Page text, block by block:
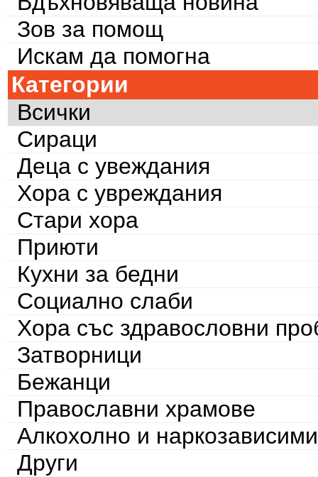
Зов за помощ
Искам да помогна
Категории
Всички
Сираци
Деца с увеждания
Хора с увреждания
Стари хора
Приюти
Кухни за бедни
Социално слаби
Хора със здравословни
Затворници
Бежанци
Православни храмове
Алкохолно и наркозависими
Други